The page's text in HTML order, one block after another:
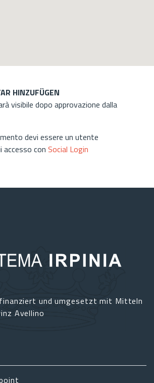
HINZUFÜGEN
visibile dopo approvazione dalla
devi essere un utente
con Social Login
und umgesetzt mit Mitteln
Avellino